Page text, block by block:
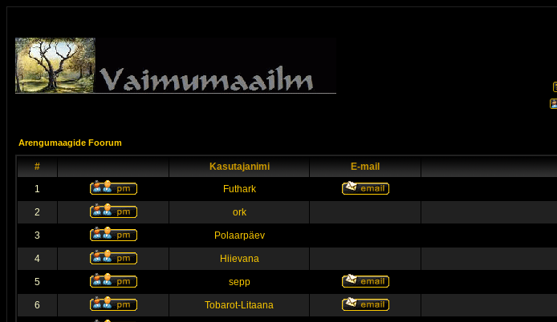
Arengumaagide Foorum
# Kasutajanimi E-mail
1
Futhark
2 ork
3 Polaarpäev
4 Hiievana
5 sepp
6 Tobarot-Litaana